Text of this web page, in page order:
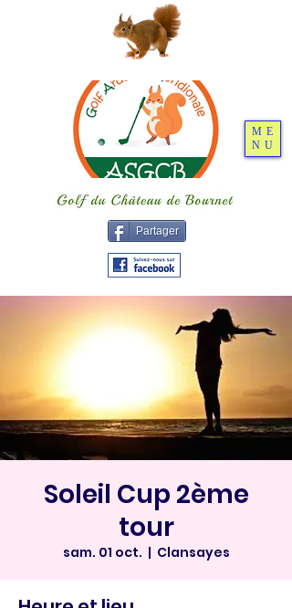
Partager
ME
NU
Soleil Cup 2ème
tour
sam. 01 oct.
  |
Clansayes